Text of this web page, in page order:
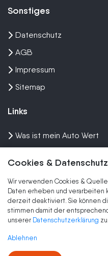
Cookies & Datenschutz
Wir verwenden Cookies &
Daten erheben und verarbeiten
derzeit deaktiviert. Sie können
stimmen damit der
unserer Datenschutzerklärung zu.
Ablehnen
Sonstiges
Datenschutz
AGB
Impressum
Sitemap
Links
Was ist mein Auto Wert
Wir kaufen dein Auto
Marken
Auto verkaufen